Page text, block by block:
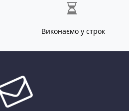
Виконаємо у строк